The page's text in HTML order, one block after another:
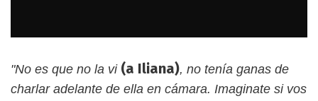
"No es que no la vi (a Iliana), no tenía ganas de
charlar adelante de ella en cámara. Imaginate si vos